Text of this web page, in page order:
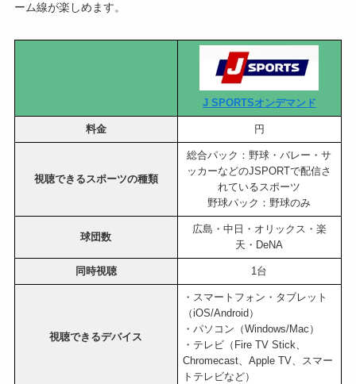
ーム線が楽しめます。
J SPORTSオンデマンド
料金 円
視聴できるスポーツの種類
総合パック：野球・バレー・サ
ッカーなどのJSPORTで配信さ
れているスポーツ
野球パック：野球のみ
球団数
広島・中日・オリックス・楽
天・DeNA
同時視聴 1台
視聴できるデバイス
・スマートフォン・タブレット
（iOS/Android）
・パソコン（Windows/Mac）
・テレビ（Fire TV Stick、
Chromecast、Apple TV、スマー
トテレビなど）